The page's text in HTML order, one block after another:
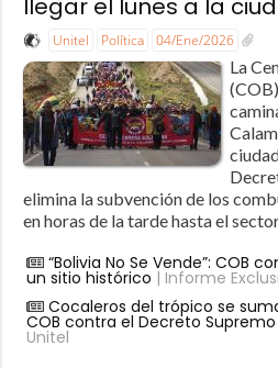
llegar el lunes a la
Unitel Política 04/Ene/2026
La
elimina la subvención de los
en horas de la tarde hasta el sector
“Bolivia No Se Vende”: COB
un sitio histórico | Informe
Cocaleros del trópico se
COB contra el Decreto
Unitel